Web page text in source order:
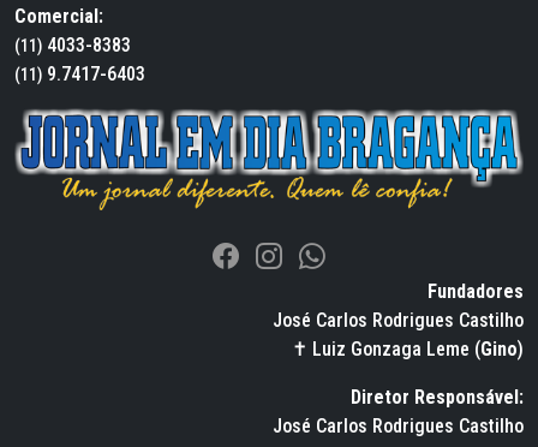
Comercial:
(11) 4033-8383
(11) 9.7417-6403
Fundadores
José Carlos Rodrigues Castilho
✝ Luiz Gonzaga Leme (Gino)
Diretor Responsável:
José Carlos Rodrigues Castilho